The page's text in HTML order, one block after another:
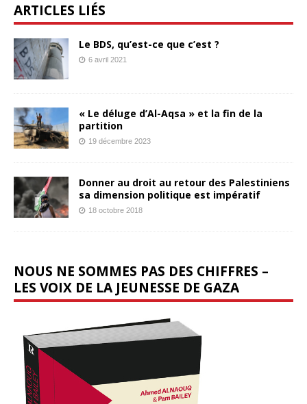
ARTICLES LIÉS
Le BDS, qu’est-ce que c’est ?
6 avril 2021
« Le déluge d’Al-Aqsa » et la fin de la
partition
19 décembre 2023
Donner au droit au retour des Palestiniens
sa dimension politique est impératif
18 octobre 2018
NOUS NE SOMMES PAS DES CHIFFRES –
LES VOIX DE LA JEUNESSE DE GAZA